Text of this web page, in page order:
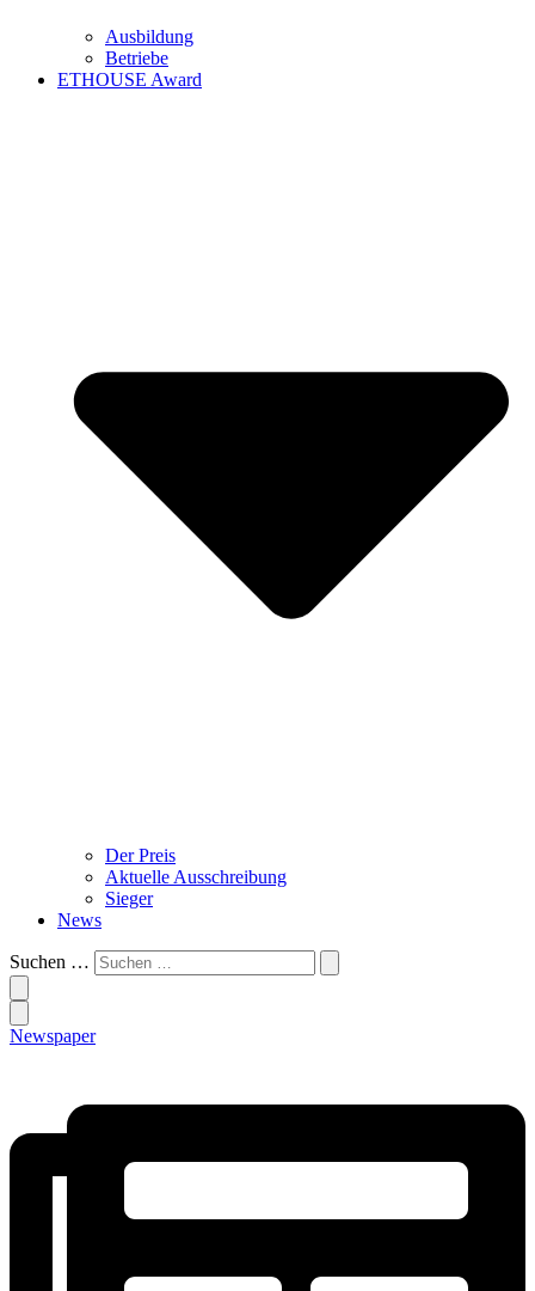
Ausbildung
Betriebe
ETHOUSE Award
Der Preis
Aktuelle Ausschreibung
Sieger
News
Suchen …
Newspaper